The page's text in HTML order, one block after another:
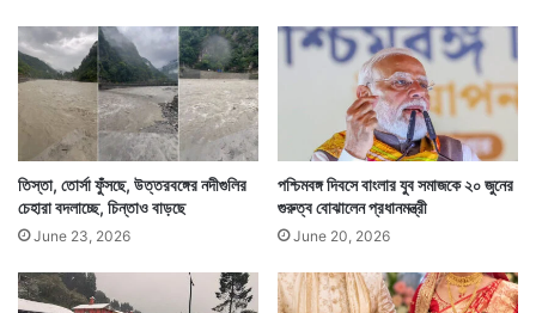
তিস্তা, তোর্সা ফুঁসছে, উত্তরবঙ্গের নদীগুলির
চেহারা বদলাচ্ছে, চিন্তাও বাড়ছে
June 23, 2026
পশ্চিমবঙ্গ দিবসে বাংলার যুব সমাজকে ২০ জুনের
গুরুত্ব বোঝালেন প্রধানমন্ত্রী
June 20, 2026